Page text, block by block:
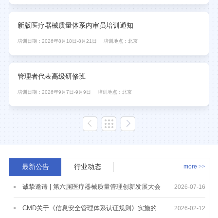
新版医疗器械质量体系内审员培训通知
培训日期：2026年8月18日-8月21日 培训地点：北京
管理者代表高级研修班
培训日期：2026年9月7日-9月9日 培训地点：北京
最新公告 行业动态 more>>
诚挚邀请 | 第六届医疗器械质量管理创新发展大会 2026-07-16
CMD关于《信息安全管理体系认证规则》实施的告知函 2026-02-12